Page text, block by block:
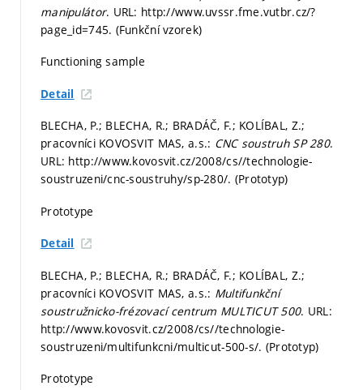
manipulátor. URL: http://www.uvssr.fme.vutbr.cz/?
page_id=745. (Funkční vzorek)
Functioning sample
Detail
BLECHA, P.; BLECHA, R.; BRADÁČ, F.; KOLÍBAL, Z.;
pracovníci KOVOSVIT MAS, a.s.: CNC soustruh SP 280.
URL: http://www.kovosvit.cz/2008/cs//technologie-
soustruzeni/cnc-soustruhy/sp-280/. (Prototyp)
Prototype
Detail
BLECHA, P.; BLECHA, R.; BRADÁČ, F.; KOLÍBAL, Z.;
pracovníci KOVOSVIT MAS, a.s.: Multifunkční
soustružnicko-frézovací centrum MULTICUT 500. URL:
http://www.kovosvit.cz/2008/cs//technologie-
soustruzeni/multifunkcni/multicut-500-s/. (Prototyp)
Prototype